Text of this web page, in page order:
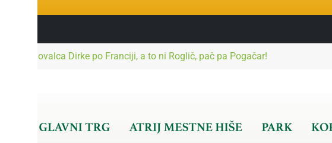
zmagovalca Dirke po Franciji, a to ni Roglič, pač pa Pogačar!